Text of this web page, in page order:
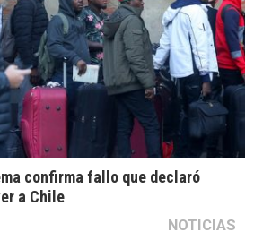
confirma fallo que declaró
a Chile
NOTICIAS